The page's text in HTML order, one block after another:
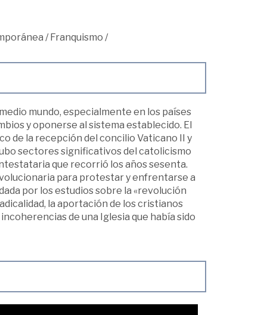
/Franquismo /
mundo, especialmente en los países
y oponerse al sistema establecido. El
de la recepción del concilio Vaticano II y
sectores significativos del catolicismo
que recorrió los años sesenta.
para protestar y enfrentarse a
por los estudios sobre la «revolución
la aportación de los cristianos
de una Iglesia que había sido